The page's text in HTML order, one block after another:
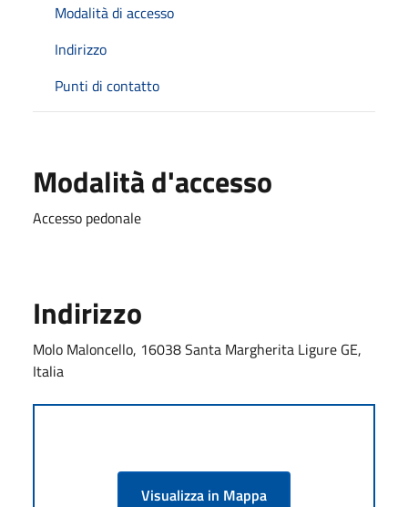
Modalità di accesso
Indirizzo
Punti di contatto
Modalità d'accesso
Accesso pedonale
Indirizzo
Molo Maloncello, 16038 Santa Margherita Ligure GE,
Italia
Visualizza in Mappa